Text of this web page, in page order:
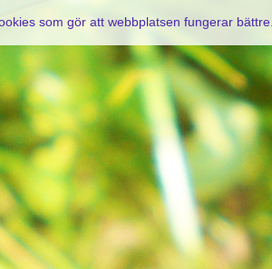
som gör att webbplatsen fungerar bättre.